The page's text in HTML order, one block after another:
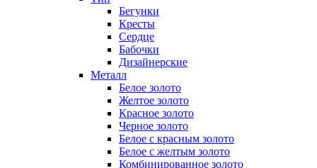
Бегунки
Кресты
Сердце
Бабочки
Дизайнерские
Металл
Белое золото
Желтое золото
Красное золото
Черное золото
Белое с красным золото
Белое с желтым золото
Комбинированное золото